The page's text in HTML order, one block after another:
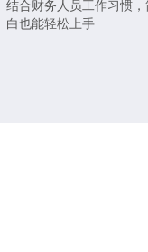
结合财务人员工作习惯
白也能轻松上手